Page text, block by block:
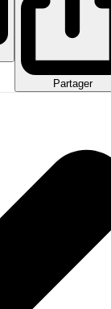
Partager